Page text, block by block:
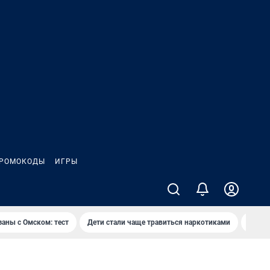
ИГРЫ
с Омском: тест Дети стали чаще травиться наркотиками